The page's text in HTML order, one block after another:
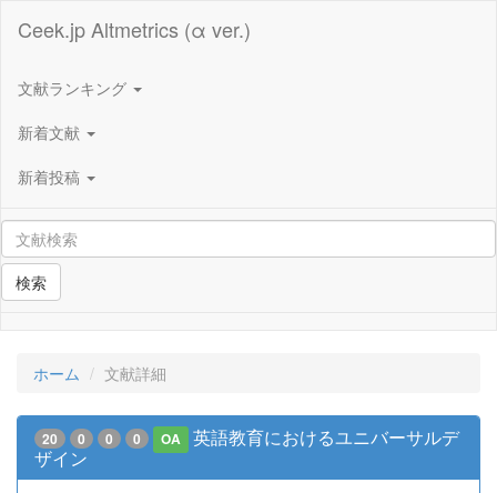
Ceek.jp Altmetrics (α ver.)
文献ランキング
新着文献
新着投稿
検索
ホーム 文献詳細
20 0 0 0 OA
英語教育におけるユニバーサルデ
ザイン